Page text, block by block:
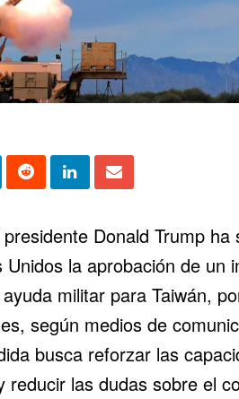
Donald Trumpha
la aprobación de un
militar para Taiwán,
según medios de
busca reforzar las
reducir las dudas sobre el